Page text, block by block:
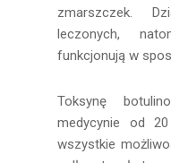
zmarszczek.
leczonych,
funkcjonują w
Toksynę
medycynie od
wszystkie